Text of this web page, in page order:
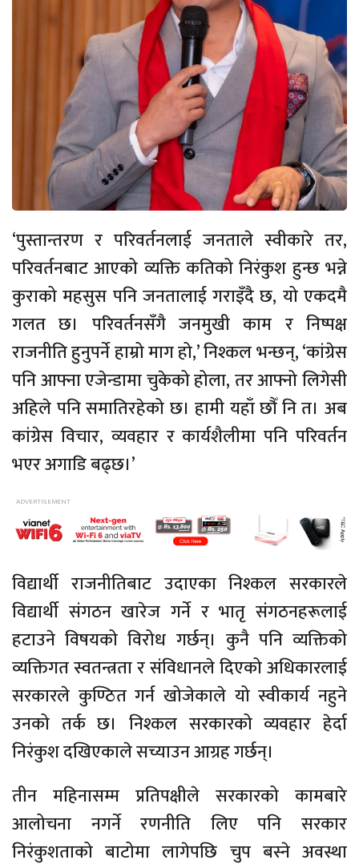
‘पुस्तान्तरण र परिवर्तनलाई जनताले स्वीकारे तर,
परिवर्तनबाट आएको व्यक्ति कतिको निरंकुश हुन्छ भन्ने
कुराको महसुस पनि जनतालाई गराइँदै छ, यो एकदमै
गलत छ। परिवर्तनसँगै जनमुखी काम र निष्पक्ष
राजनीति हुनुपर्ने हाम्रो माग हो,’ निश्कल भन्छन्, ‘कांग्रेस
पनि आफ्ना एजेन्डामा चुकेको होला, तर आफ्नो लिगेसी
अहिले पनि समातिरहेको छ। हामी यहाँ छौँ नि त। अब
कांग्रेस विचार, व्यवहार र कार्यशैलीमा पनि परिवर्तन
भएर अगाडि बढ्छ।’
विद्यार्थी राजनीतिबाट उदाएका निश्कल सरकारले
विद्यार्थी संगठन खारेज गर्ने र भातृ संगठनहरूलाई
हटाउने विषयको विरोध गर्छन्। कुनै पनि व्यक्तिको
व्यक्तिगत स्वतन्त्रता र संविधानले दिएको अधिकारलाई
सरकारले कुण्ठित गर्न खोजेकाले यो स्वीकार्य नहुने
उनको तर्क छ। निश्कल सरकारको व्यवहार हेर्दा
निरंकुश दखिएकाले सच्याउन आग्रह गर्छन्।
तीन महिनासम्म प्रतिपक्षीले सरकारको कामबारे
आलोचना नगर्ने रणनीति लिए पनि सरकार
निरंकुशताको बाटोमा लागेपछि चुप बस्ने अवस्था